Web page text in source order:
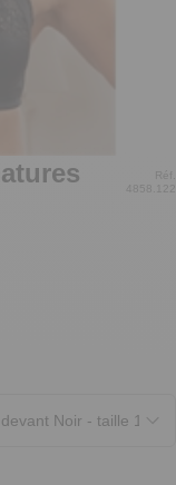
Réf.